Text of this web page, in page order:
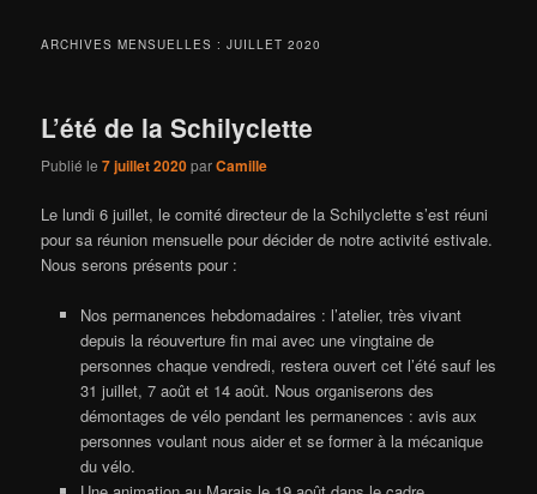
ARCHIVES MENSUELLES :JUILLET 2020
L’été de la Schilyclette
Publié le7 juillet 2020parCamille
Le lundi 6 juillet, le comité directeur de la Schilyclette s’est réuni
pour sa réunion mensuelle pour décider de notre activité estivale.
Nous serons présents pour :
Nos permanences hebdomadaires : l’atelier, très vivant
depuis la réouverture fin mai avec une vingtaine de
personnes chaque vendredi, restera ouvert cet l’été sauf les
31 juillet, 7 août et 14 août. Nous organiserons des
démontages de vélo pendant les permanences : avis aux
personnes voulant nous aider et se former à la mécanique
du vélo.